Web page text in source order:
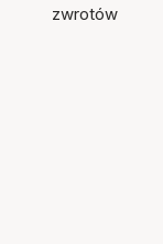
zwrotów